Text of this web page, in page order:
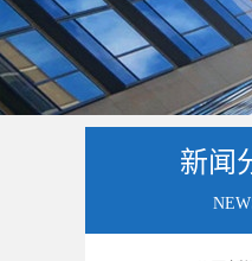
新闻